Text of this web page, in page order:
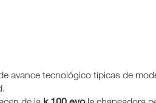
avance tecnológico típicas de